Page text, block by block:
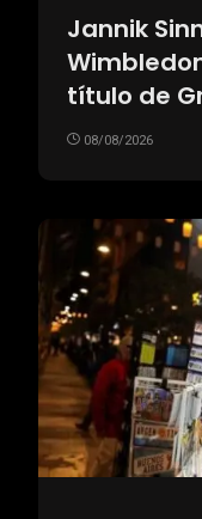
Jannik
título de
08/08/2026